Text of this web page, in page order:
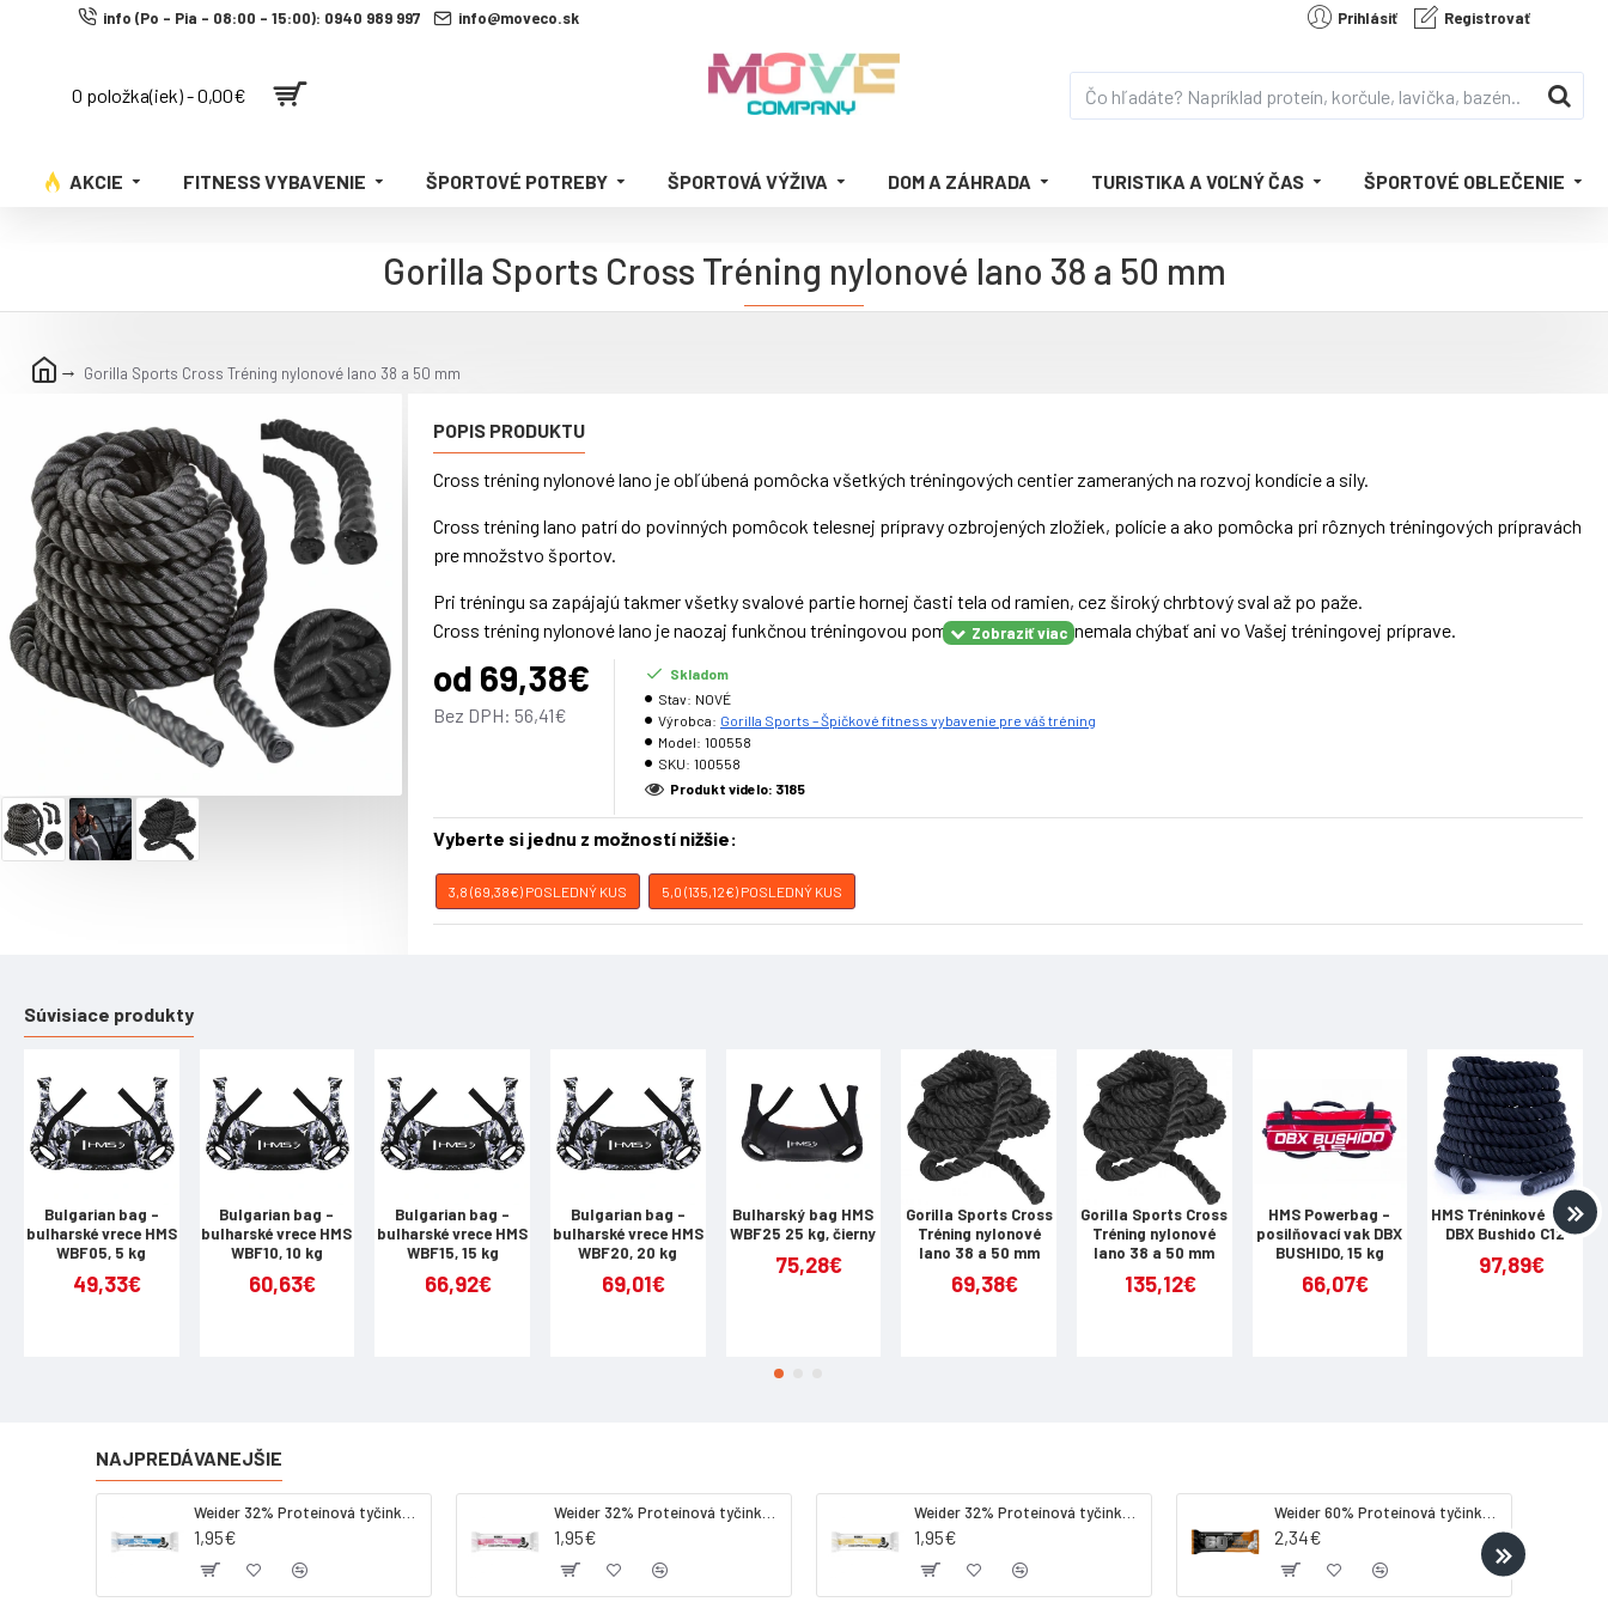
info (Po - Pia - 08:00 - 15:00): 0940 989 997 info@moveco.sk Prihlásiť Registrovať
0 položka(iek) - 0,00€
AKCIE FITNESS VYBAVENIE ŠPORTOVÉ POTREBY ŠPORTOVÁ VÝŽIVA DOM A ZÁHRADA TURISTIKA A VOĽNÝ ČAS ŠPORTOVÉ OBLEČENIE
Gorilla Sports Cross Tréning nylonové lano 38 a 50 mm
Gorilla Sports Cross Tréning nylonové lano 38 a 50 mm
POPIS PRODUKTU
Cross tréning nylonové lano je obľúbená pomôcka všetkých tréningových centier zameraných na rozvoj kondície a sily.
Cross tréning lano patrí do povinných pomôcok telesnej prípravy ozbrojených zložiek, polície a ako pomôcka pri rôznych tréningových prípravách
pre množstvo športov.
Pri tréningu sa zapájajú takmer všetky svalové partie hornej časti tela od ramien, cez široký chrbtový sval až po paže.
Cross tréning nylonové lano je naozaj funkčnou tréningovou pomôckou, ktorá by nemala chýbať ani vo Vašej tréningovej príprave.
• Odolné nylonové
i vonkajšieplochy
100%nylonu
•Koncesú zapuzdrenékvôliochraneproti rozpadu sú použitézmršťovacietrubičky
◦ Farba:čierna
◦Ø50mm18 Kg
◦Ø38mm13 Kg
od 69,38€
Bez DPH: 56,41€
Skladom
Stav: NOVÉ
Výrobca: Gorilla Sports – Špičkové fitness vybavenie pre váš tréning
Model: 100558
SKU: 100558
Produkt videlo: 3185
Vyberte si jednu z možností nižšie:
3,8 (69,38€) POSLEDNÝ KUS 5,0 (135,12€) POSLEDNÝ KUS
Súvisiace produkty
Bulgarian bag -
bulharské vrece HMS
WBF05, 5 kg
49,33€
Bulgarian bag -
bulharské vrece HMS
WBF10, 10 kg
60,63€
Bulgarian bag -
bulharské vrece HMS
WBF15, 15 kg
66,92€
Bulgarian bag -
bulharské vrece HMS
WBF20, 20 kg
69,01€
Bulharský bag HMS
WBF25 25 kg, čierny
75,28€
Gorilla Sports Cross
Tréning nylonové
lano 38 a 50 mm
69,38€
Gorilla Sports Cross
Tréning nylonové
lano 38 a 50 mm
135,12€
HMS Powerbag -
posilňovací vak DBX
BUSHIDO, 15 kg
66,07€
HMS Tréninkové lano
DBX Bushido C12
97,89€
NAJPREDÁVANEJŠIE
1,95€ 1,95€ 1,95€ 2,34€